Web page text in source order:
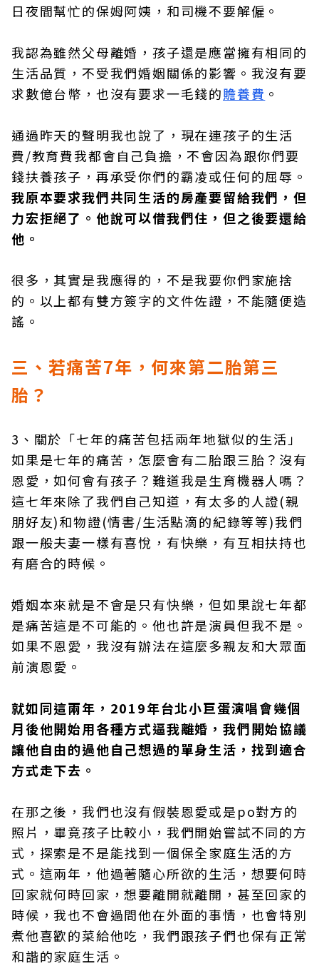
日夜間幫忙的保姆阿姨，和司機不要解僱。
我認為雖然父母離婚，孩子還是應當擁有相同的
生活品質，不受我們婚姻關係的影響。我沒有要
求數億台幣，也沒有要求一毛錢的贍養費 。
通過昨天的聲明我也說了，現在連孩子的生活
費/教育費我都會自己負擔，不會因為跟你們要
錢扶養孩子，再承受你們的霸凌或任何的屈辱。
我原本要求我們共同生活的房產要留給我們，但
力宏拒絕了。他說可以借我們住，但之後要還給
他。
很多，其實是我應得的，不是我要你們家施捨
的。以上都有雙方簽字的文件佐證，不能隨便造
謠。
三、若痛苦7年，何來第二胎第三
胎？
3、關於「七年的痛苦包括兩年地獄似的生活」
如果是七年的痛苦，怎麼會有二胎跟三胎？沒有
恩愛，如何會有孩子？難道我是生育機器人嗎？
這七年來除了我們自己知道，有太多的人證(親
朋好友)和物證(情書/生活點滴的紀錄等等)我們
跟一般夫妻一樣有喜悅，有快樂，有互相扶持也
有磨合的時候。
婚姻本來就是不會是只有快樂，但如果說七年都
是痛苦這是不可能的。他也許是演員但我不是。
如果不恩愛，我沒有辦法在這麼多親友和大眾面
前演恩愛。
就如同這兩年，2019年台北小巨蛋演唱會幾個
月後他開始用各種方式逼我離婚，我們開始協議
讓他自由的過他自己想過的單身生活，找到適合
方式走下去。
在那之後，我們也沒有假裝恩愛或是po對方的
照片，畢竟孩子比較小，我們開始嘗試不同的方
式，探索是不是能找到一個保全家庭生活的方
式。這兩年，他過著隨心所欲的生活，想要何時
回家就何時回家，想要離開就離開，甚至回家的
時候，我也不會過問他在外面的事情，也會特別
煮他喜歡的菜給他吃，我們跟孩子們也保有正常
和諧的家庭生活。